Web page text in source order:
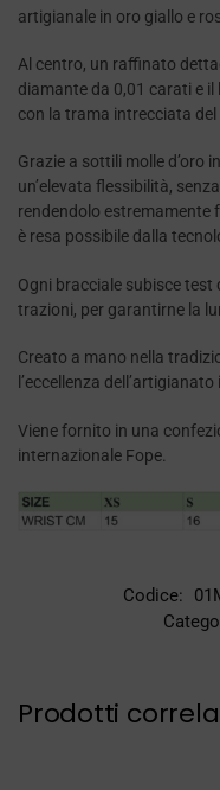
artigianale in oro giallo e
Al centro, un raffinato
diamante da 0,01 carati e
con la trama intrecciata del
Grazie a sottili molle d’oro
un’elevata flessibilità,
rendendolo estremamente
è resa possibile dalla
Ogni bracciale subisce
trazioni, per garantirne la
Creato a mano nella
l’eccellenza
Viene fornito in una
internazionale Fope.
Codice:
Prodotti